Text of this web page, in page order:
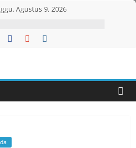
Agustus 9, 2026